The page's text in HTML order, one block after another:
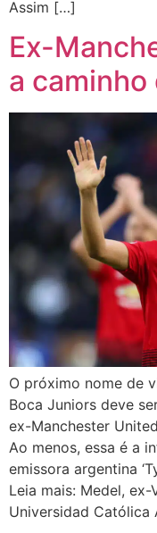
Assim […]
Ex-
a
O próximo nome de
Boca Juniors deve
ex-Manchester
Ao menos, essa é a
emissora argentina
Leia mais: Medel,
Universidad